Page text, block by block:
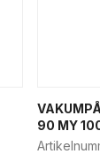
90 MY